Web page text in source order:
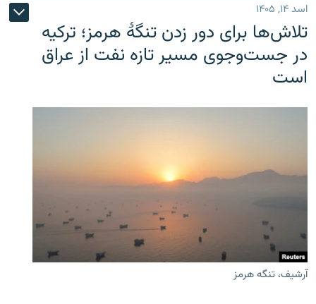
اسد ۱۴, ۱۴۰۵
تلاش‌ها برای دور زدن تنگۀ هرمز؛ ترکیه
در جست‌وجوی مسیر تازه نفت از عراق
است
آرشیف، تنگه هرمز